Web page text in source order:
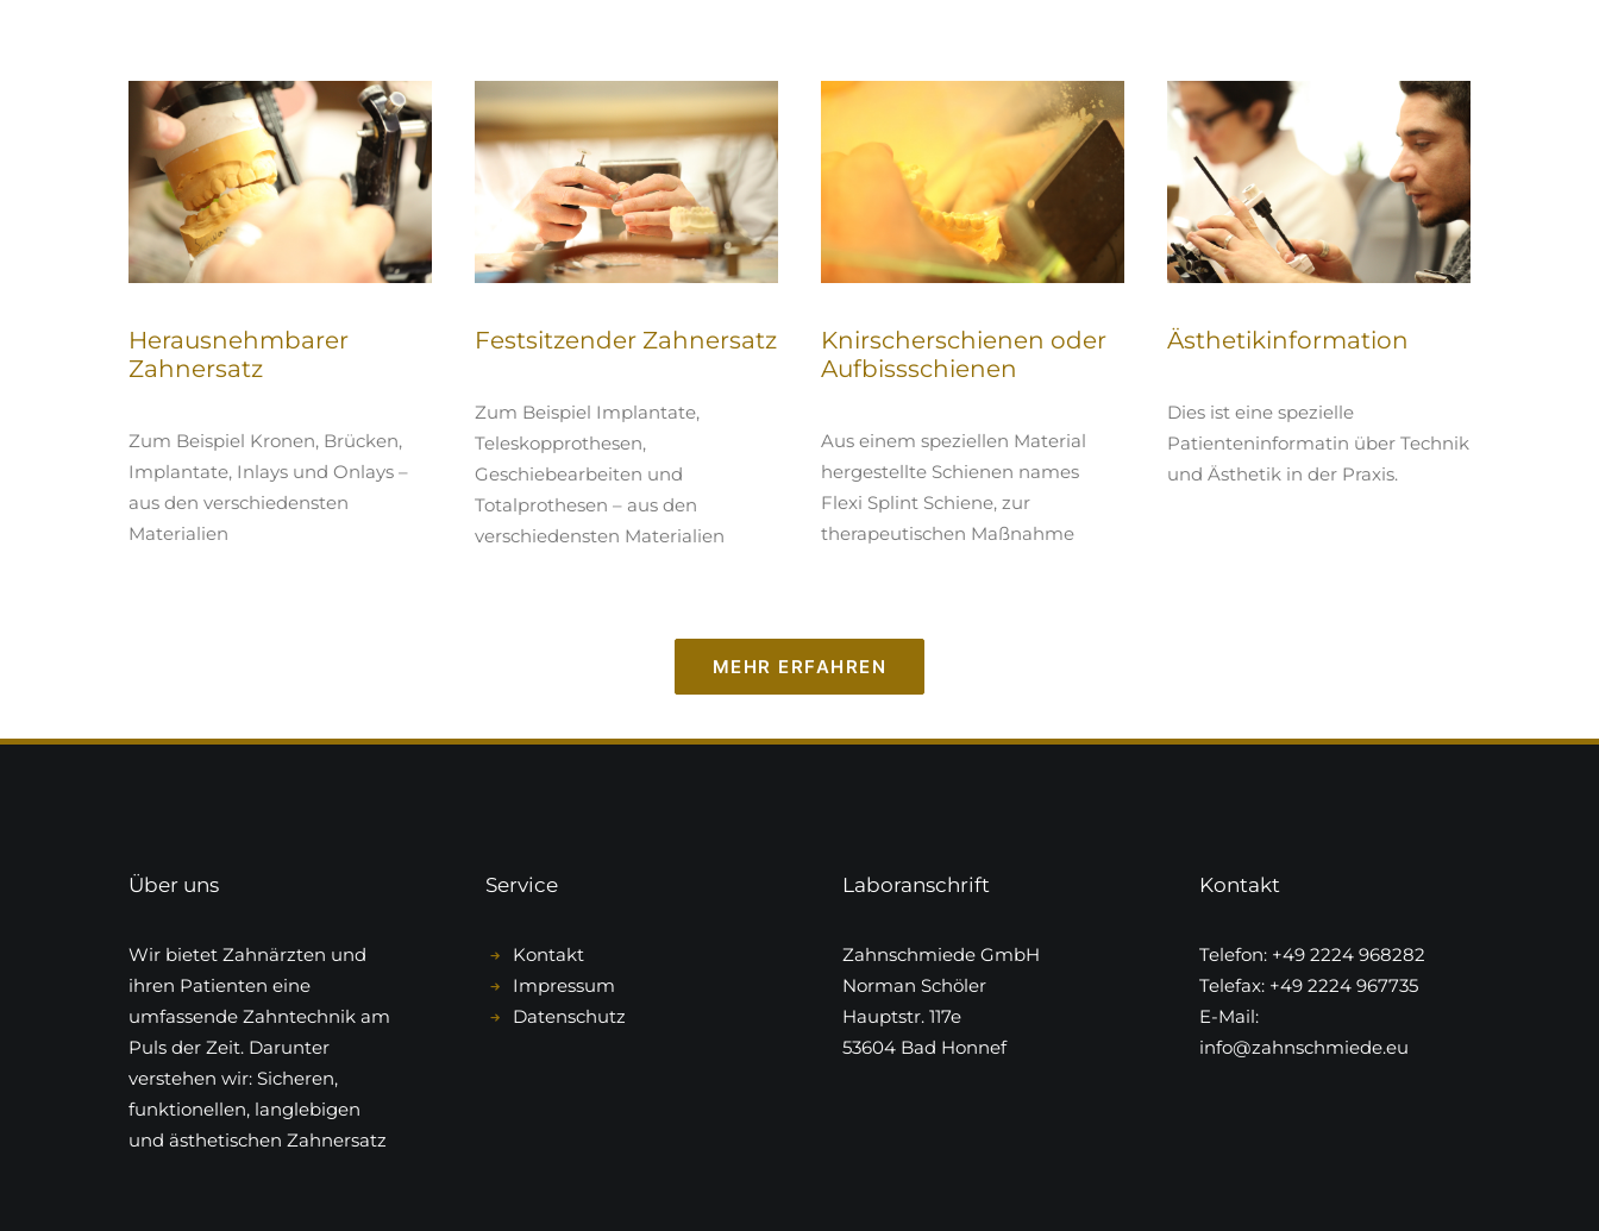
Herausnehmbarer
Zahnersatz
Zum Beispiel Kronen, Brücken,
Implantate, Inlays und Onlays –
aus den verschiedensten
Materialien
Festsitzender Zahnersatz
Zum Beispiel Implantate,
Teleskopprothesen,
Geschiebearbeiten und
Totalprothesen – aus den
verschiedensten Materialien
Knirscherschienen oder
Aufbissschienen
Aus einem speziellen Material
hergestellte Schienen names
Flexi Splint Schiene, zur
therapeutischen Maßnahme
Ästhetikinformation
Dies ist eine spezielle
Patienteninformatin über Technik
und Ästhetik in der Praxis.
MEHR ERFAHREN
Über uns
Wir bietet Zahnärzten und
ihren Patienten eine
umfassende Zahntechnik am
Puls der Zeit. Darunter
verstehen wir: Sicheren,
funktionellen, langlebigen
und ästhetischen Zahnersatz
Service
Kontakt
Impressum
Datenschutz
Laboranschrift
Zahnschmiede GmbH
Norman Schöler
Hauptstr. 117e
53604 Bad Honnef
Kontakt
Telefon: +49 2224 968282
Telefax: +49 2224 967735
E-Mail:
info@zahnschmiede.eu